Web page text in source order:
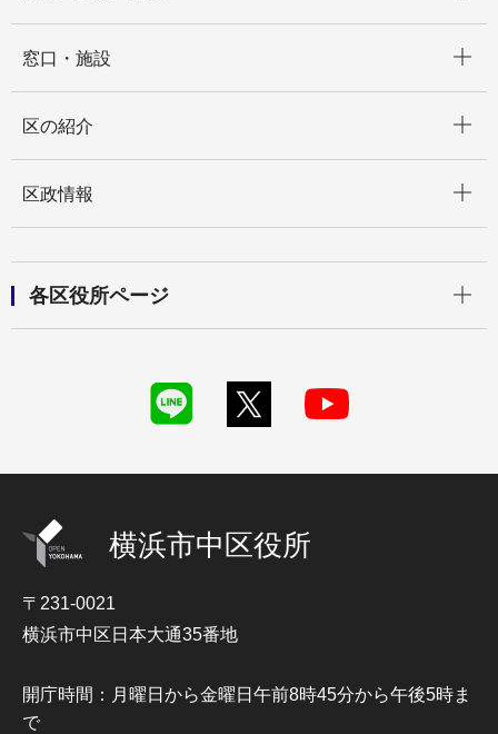
窓口・施設
区の紹介
区政情報
各区役所ページ
横浜市中区役所
〒231-0021
横浜市中区日本大通35番地
開庁時間：月曜日から金曜日午前8時45分から午後5時ま
で